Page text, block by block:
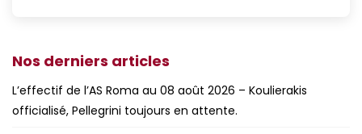
Nos derniers articles
L’effectif de l’AS Roma au 08 août 2026 – Koulierakis
officialisé, Pellegrini toujours en attente.